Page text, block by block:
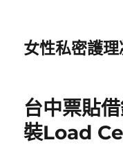
女性私密護
台中票貼
裝Load